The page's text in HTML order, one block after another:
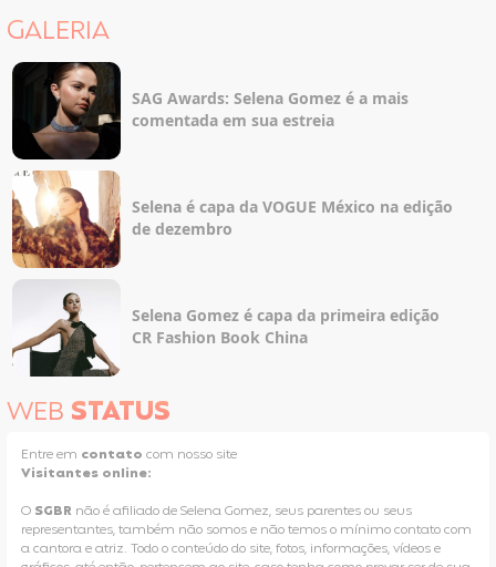
GALERIA
SAG Awards: Selena Gomez é a mais
comentada em sua estreia
Selena é capa da VOGUE México na edição
de dezembro
Selena Gomez é capa da primeira edição
CR Fashion Book China
WEB STATUS
Entre em contato com nosso site
Visitantes online:
O SGBR não é afiliado de Selena Gomez, seus parentes ou seus
representantes, também não somos e não temos o mínimo contato com
a cantora e atriz. Todo o conteúdo do site, fotos, informações, vídeos e